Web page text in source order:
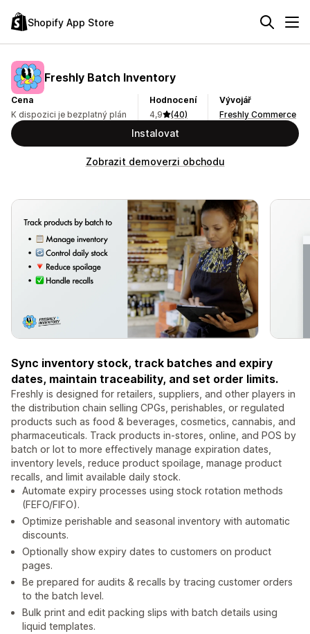
Shopify App Store
Freshly Batch Inventory
Cena
K dispozici je bezplatný plán
Hodnocení
4,9
(40)
Vývojář
Freshly Commerce
Instalovat
Zobrazit demoverzi obchodu
Sync inventory stock, track batches and expiry
dates, maintain traceability, and set order limits.
Freshly is designed for retailers, suppliers, and other players in
the distribution chain selling CPGs, perishables, or regulated
products such as food & beverages, cosmetics, cannabis, and
pharmaceuticals. Track products in-stores, online, and POS by
batch or lot to more effectively manage expiration dates,
inventory levels, reduce product spoilage, manage product
recalls, and limit available daily stock.
Automate expiry processes using stock rotation methods
(FEFO/FIFO).
Optimize perishable and seasonal inventory with automatic
discounts.
Optionally show expiry dates to customers on product
pages.
Be prepared for audits & recalls by tracing customer orders
to the batch level.
Bulk print and edit packing slips with batch details using
liquid templates.